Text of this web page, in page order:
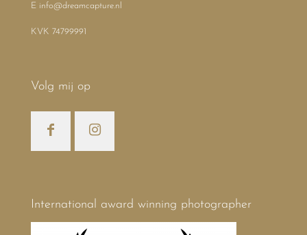
E info@dreamcapture.nl
KVK 74799991
Volg mij op
International award winning photographer